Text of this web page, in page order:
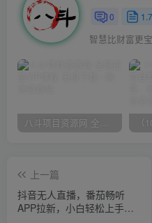
0
智慧比财富更
八斗项目资源网 全网正品VIP课程 无损下载~
上一篇
抖音无人直播，番茄畅听
APP拉新，小白轻松上手月